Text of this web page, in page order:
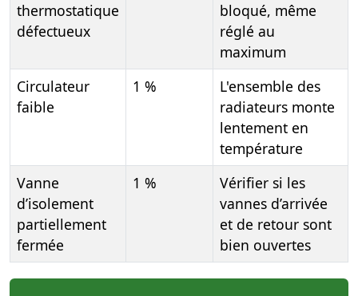
thermostatique
défectueux
bloqué, même
réglé au
maximum
Circulateur
faible
1 %
L'ensemble des
radiateurs monte
lentement en
température
Vanne
d’isolement
partiellement
fermée
1 %
Vérifier si les
vannes d’arrivée
et de retour sont
bien ouvertes